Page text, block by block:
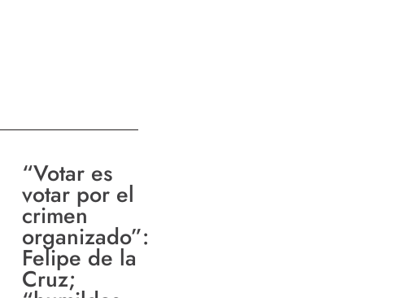
“Votar es
votar por el
crimen
organizado”:
Felipe de la
Cruz;